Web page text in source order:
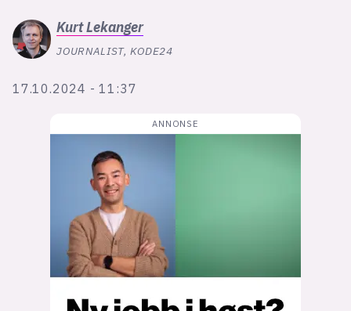
KurtLekanger
JOURNALIST, KODE24
17.10.2024 - 11:37
suksesshistorier
Bli firmapartner